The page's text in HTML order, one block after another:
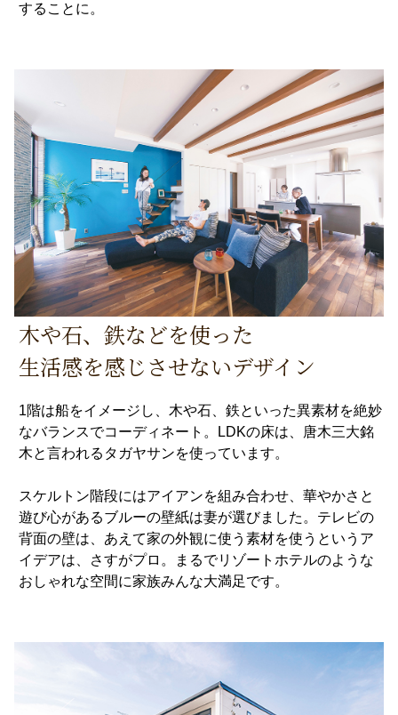
することに。
木や石、鉄などを使った
生活感を感じさせないデザイン
1階は船をイメージし、木や石、鉄といった異素材を絶妙
なバランスでコーディネート。LDKの床は、唐木三大銘
木と言われるタガヤサンを使っています。
スケルトン階段にはアイアンを組み合わせ、華やかさと
遊び心があるブルーの壁紙は妻が選びました。テレビの
背面の壁は、あえて家の外観に使う素材を使うというア
イデアは、さすがプロ。まるでリゾートホテルのような
おしゃれな空間に家族みんな大満足です。